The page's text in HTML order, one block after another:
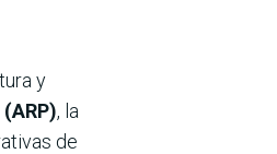
y
(ARP), la
de